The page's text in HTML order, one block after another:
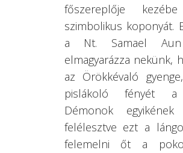
főszereplője
szimbolikus koponyát.
a Nt. Samael
elmagyarázza nekünk,
az Örökkévaló
pislákoló fényét a
Démonok
felélesztve ezt a
felemelni őt a